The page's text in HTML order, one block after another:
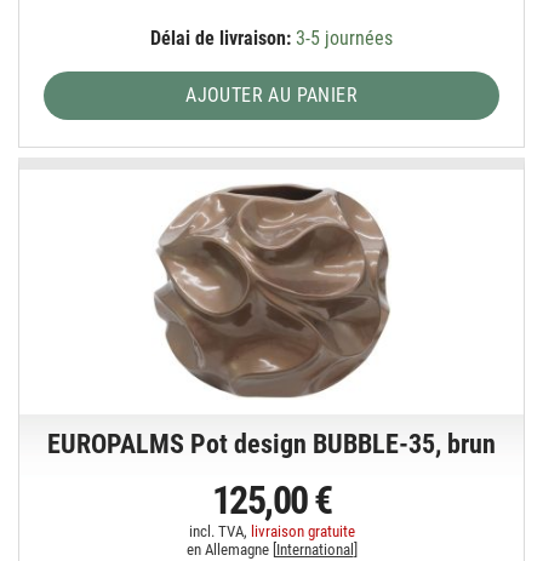
Délai de livraison: 3-5 journées
AJOUTER AU PANIER
EUROPALMS Pot design BUBBLE-35, brun
125,00 €
incl. TVA, livraison gratuite
en Allemagne [ International